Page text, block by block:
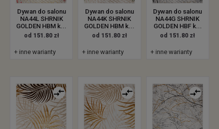
Dywan do salonu
NA44L SHRNIK
GOLDEN HBM k...
od 151.80 zł
+ inne warianty
Dywan do salonu
NA44K SHRNIK
GOLDEN HBM k...
od 151.80 zł
+ inne warianty
Dywan do salonu
NA44G SHRNIK
GOLDEN HBF k...
od 151.80 zł
+ inne warianty